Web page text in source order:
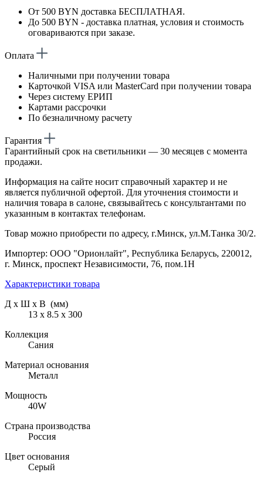
От 500 BYN доставка БЕСПЛАТНАЯ.
До 500 BYN - доставка платная, условия и стоимость
оговариваются при заказе.
Оплата
Наличными при получении товара
Карточкой VISA или MasterCard при получении товара
Через систему ЕРИП
Картами рассрочки
По безналичному расчету
Гарантия
Гарантийный срок на светильники — 30 месяцев с момента
продажи.
Информация на сайте носит справочный характер и не
является публичной офертой. Для уточнения стоимости и
наличия товара в салоне, связывайтесь с консультантами по
указанным в контактах телефонам.
Товар можно приобрести по адресу, г.Минск, ул.М.Танка 30/2.
Импортер: ООО "Орионлайт", Республика Беларусь, 220012,
г. Минск, проспект Независимости, 76, пом.1Н
Характеристики товара
Д х Ш х В (мм)
13 х 8.5 х 300
Коллекция
Сания
Материал основания
Металл
Мощность
40W
Страна производства
Россия
Цвет основания
Серый